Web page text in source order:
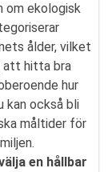
om ekologisk
ålder, vilket
hitta bra
hur
kan också bli
måltider för
en hållbar